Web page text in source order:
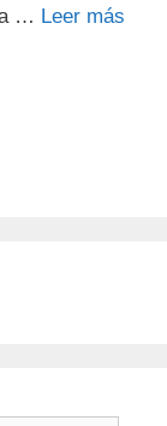
… Leer más